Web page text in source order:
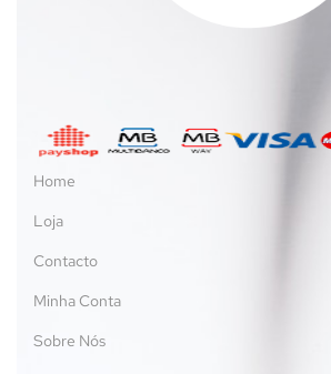
Home
Loja
Contacto
Minha Conta
Sobre Nós